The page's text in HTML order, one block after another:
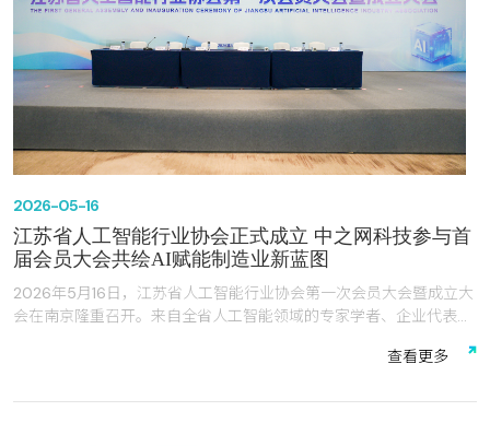
2026-05-16
江苏省人工智能行业协会正式成立 中之网科技参与首
届会员大会共绘AI赋能制造业新蓝图
2026年5月16日，江苏省人工智能行业协会第一次会员大会暨成立大
会在南京隆重召开。来自全省人工智能领域的专家学者、企业代表齐
简称“中之网科技”）作为会员单位出席大会，参与了协会章程、管理
届理事、监事及会长等负责人。
查看更多